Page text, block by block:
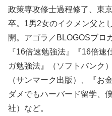
政策専攻修士過程修了、東
卒。1男2女のイクメン父と
開。アゴラ／BLOGOSブロ
『16倍速勉強法』『16倍
ガ勉強法』（ソフトバンク
（サンマーク出版）、『お
ダメでもハーバード留学、
社）など。